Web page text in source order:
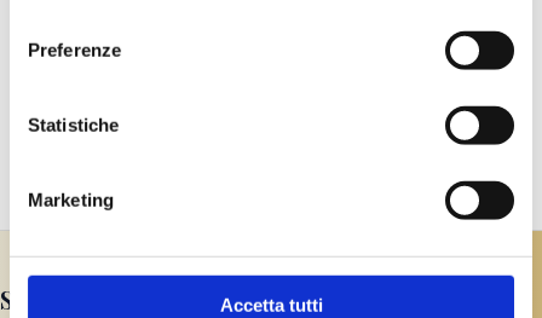
Preferenze
Statistiche
Marketing
Accetta tutti
Studio Olistico Yun di Cristina Monti